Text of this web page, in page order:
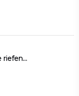
riefen…